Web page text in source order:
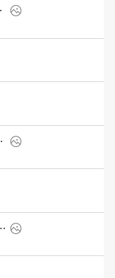
(2027)
4Matic (2027)